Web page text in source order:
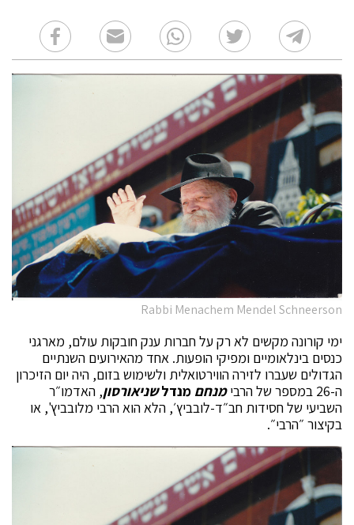
Rabbi Menachem Mendel Schneerson
ימי קורונה מקשים לא רק על חברות ענק חובקות עולם, מארגני
כנסים בינלאומיים ומפיקי הופעות. אחד מהאירועים השנתיים
הגדולים שעברו לזירה הווירטואלית ולשימוש בזום, היה יום הזיכרון
ה-26 במספר של הרבי
מנחם מנדל שניאורסון, האדמו״ר
השביעי של חסידות חב״ד-לובביץ׳, הלא הוא הרבי מלובביץ', או
בקיצור ״הרבי״.